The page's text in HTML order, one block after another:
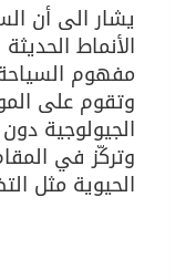
يشار الى أن
الأنماط
مفهوم
وتقوم على
الجيولوجية
وتركّز في
الحيوية مثل